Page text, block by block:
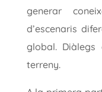
generar
d’escenaris
global.
terreny.